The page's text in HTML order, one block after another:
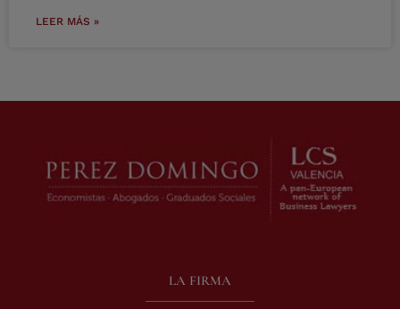
LEER MÁS »
LA FIRMA